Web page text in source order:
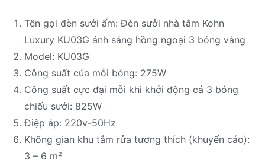
Tên gọi đèn sưởi ấm: Đèn sưởi nhà tắm Kohn
Luxury KU03G ánh sáng hồng ngoại 3 bóng vàng
Model: KU03G
Công suất của mỗi bóng: 275W
Công suất cực đại mỗi khi khởi động cả 3 bóng
chiếu sưởi: 825W
Điệp áp: 220v-50Hz
Không gian khu tắm rửa tương thích (khuyến cáo):
3 – 6 m²